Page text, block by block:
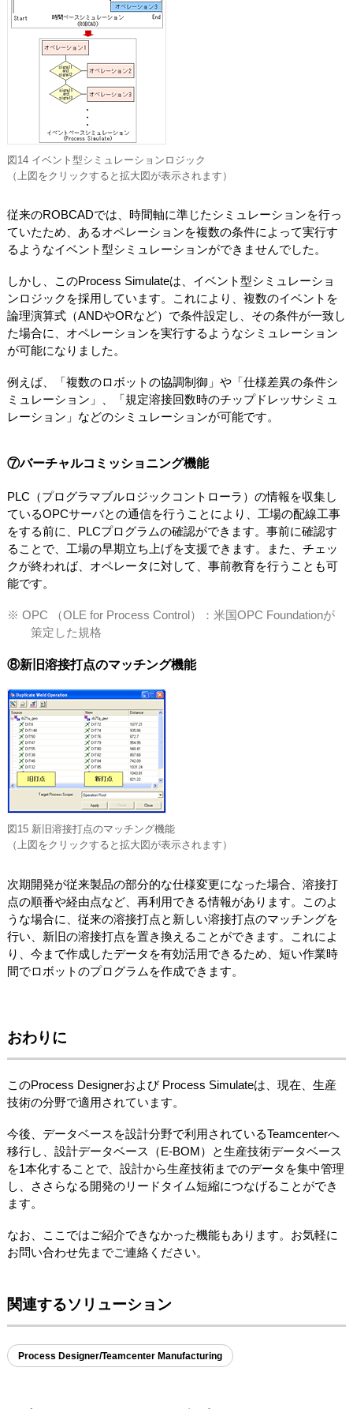
図14 イベント型シミュレーションロジック
（上図をクリックすると拡大図が表示されます）
従来のROBCADでは、時間軸に準じたシミュレーションを行っ
ていたため、あるオペレーションを複数の条件によって実行す
るようなイベント型シミュレーションができませんでした。
しかし、このProcess Simulateは、イベント型シミュレーショ
ンロジックを採用しています。これにより、複数のイベントを
論理演算式（ANDやORなど）で条件設定し、その条件が一致し
た場合に、オペレーションを実行するようなシミュレーション
が可能になりました。
例えば、「複数のロボットの協調制御」や「仕様差異の条件シ
ミュレーション」、「規定溶接回数時のチップドレッサシミュ
レーション」などのシミュレーションが可能です。
⑦バーチャルコミッショニング機能
PLC（プログラマブルロジックコントローラ）の情報を収集し
ているOPCサーバとの通信を行うことにより、工場の配線工事
をする前に、PLCプログラムの確認ができます。事前に確認す
ることで、工場の早期立ち上げを支援できます。また、チェッ
クが終われば、オペレータに対して、事前教育を行うことも可
能です。
※ OPC （OLE for Process Control）：米国OPC Foundationが
策定した規格
⑧新旧溶接打点のマッチング機能
図15 新旧溶接打点のマッチング機能
（上図をクリックすると拡大図が表示されます）
次期開発が従来製品の部分的な仕様変更になった場合、溶接打
点の順番や経由点など、再利用できる情報があります。このよ
うな場合に、従来の溶接打点と新しい溶接打点のマッチングを
行い、新旧の溶接打点を置き換えることができます。これによ
り、今まで作成したデータを有効活用できるため、短い作業時
間でロボットのプログラムを作成できます。
おわりに
このProcess Designerおよび Process Simulateは、現在、生産
技術の分野で適用されています。
今後、データベースを設計分野で利用されているTeamcenterへ
移行し、設計データベース（E-BOM）と生産技術データベース
を1本化することで、設計から生産技術までのデータを集中管理
し、ささらなる開発のリードタイム短縮につなげることができ
ます。
なお、ここではご紹介できなかった機能もあります。お気軽に
お問い合わせ先までご連絡ください。
関連するソリューション
Process Designer/Teamcenter Manufacturing